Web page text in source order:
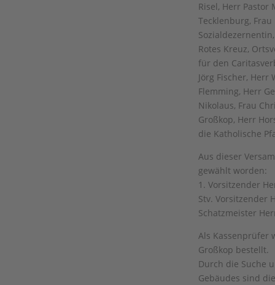
Risel, Herr Pastor
Tecklenburg, Frau
Rotes Kreuz,
für den
Jörg Fischer, Herr
Flemming, Herr
Nikolaus, Frau
Großkop, Herr
die Katholische
Aus dieser
gewählt worden:
1. Vorsitzender
Stv. Vorsitzender
Schatzmeister
Als Kassenprüfer
Großkop bestellt.
Durch die Suche
Gebäudes sind